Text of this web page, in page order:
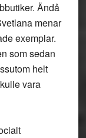
Ändå
menar
exemplar.
som sedan
helt
vara